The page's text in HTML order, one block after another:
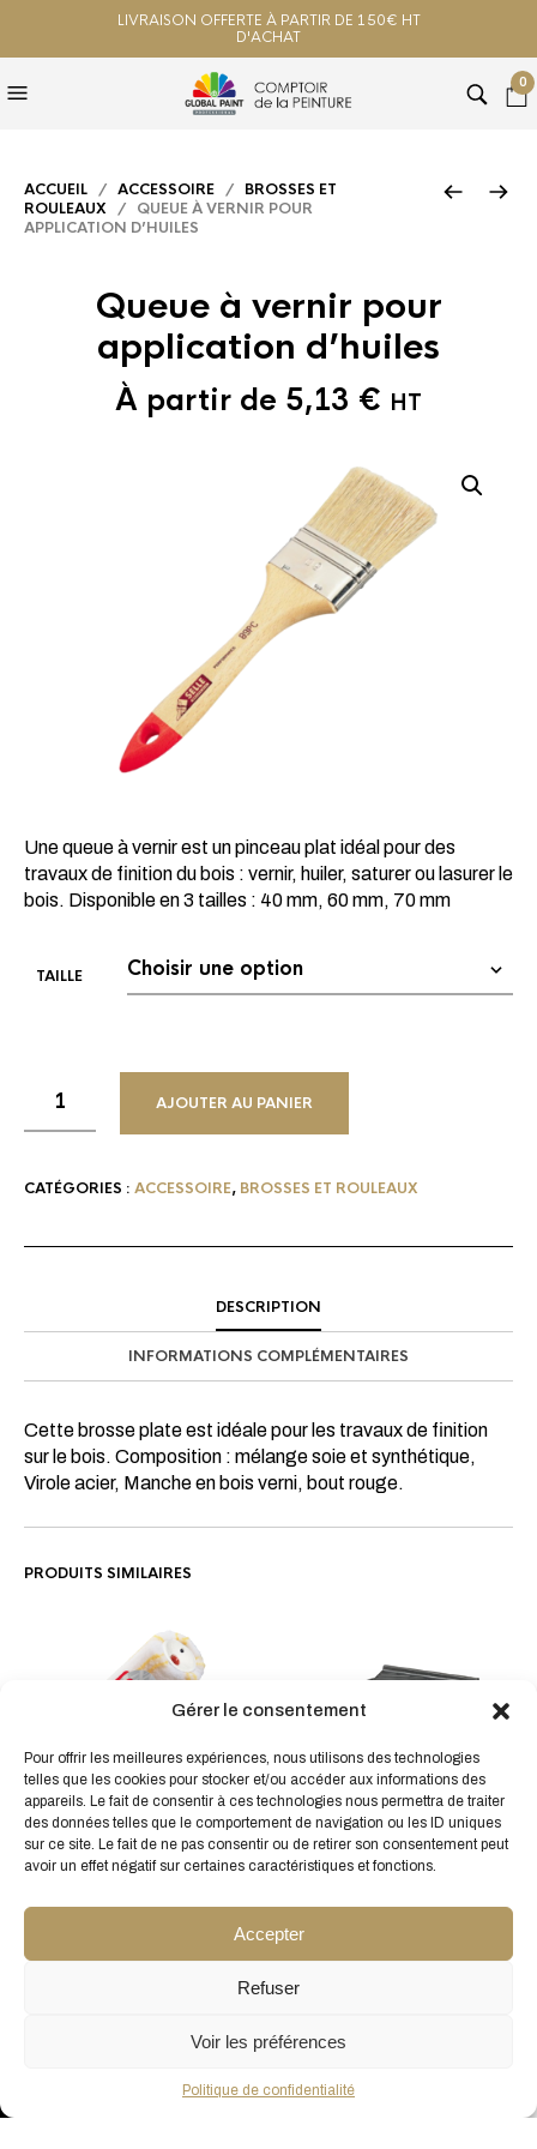
Gérer le consentement
Pour offrir les meilleures expériences, nous utilisons des technologies
telles que les cookies pour stocker et/ou accéder aux informations des
appareils. Le fait de consentir à ces technologies nous permettra de traiter
des données telles que le comportement de navigation ou les ID uniques
sur ce site. Le fait de ne pas consentir ou de retirer son consentement peut
avoir un effet négatif sur certaines caractéristiques et fonctions.
Accepter
Refuser
Voir les préférences
Politique de confidentialité
Pour le conseil d'un expert
LIVRAISON OFFERTE À PARTIR DE 150€ HT
D'ACHAT
0
ACCUEIL / ACCESSOIRE / BROSSES ET
ROULEAUX / QUEUE À VERNIR POUR
APPLICATION D’HUILES
Queue à vernir pour
application d’huiles
À partir de 5,13 € HT
Une queue à vernir est un pinceau plat idéal pour des
travaux de finition du bois : vernir, huiler, saturer ou lasurer le
bois. Disponible en 3 tailles : 40 mm, 60 mm, 70 mm
TAILLE
AJOUTER AU PANIER
CATÉGORIES : ACCESSOIRE, BROSSES ET ROULEAUX
DESCRIPTION
INFORMATIONS COMPLÉMENTAIRES
Cette brosse plate est idéale pour les travaux de finition
sur le bois. Composition : mélange soie et synthétique,
Virole acier, Manche en bois verni, bout rouge.
PRODUITS SIMILAIRES
MANCHON GOLDERYC
12MM – OCAI
5,74€ HT
Ce
produit
a
options
être
produit
GO!Paint Grand Bac Plat
Tray 25
À partir de6,16